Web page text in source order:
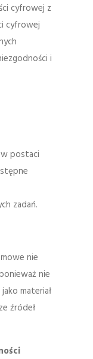
cyfrowej z
cyfrowej
i
postaci
zadań.
nie
nie
materiał
źródeł